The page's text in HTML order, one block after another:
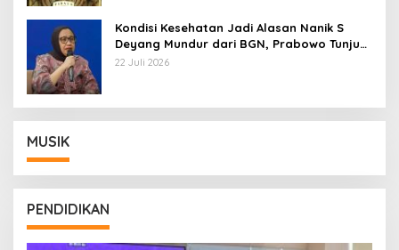
Kondisi Kesehatan Jadi Alasan Nanik S
Deyang Mundur dari BGN, Prabowo Tunjuk
Wamentan Sudaryono
22 Juli 2026
MUSIK
PENDIDIKAN